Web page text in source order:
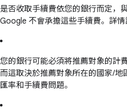
是否收取手續費依您的銀行而定，
Google 不會承擔這些手續費。詳情
您的銀行可能必須將推薦對象的計
而這取決於推薦對象所在的國家/
匯率和手續費問題。